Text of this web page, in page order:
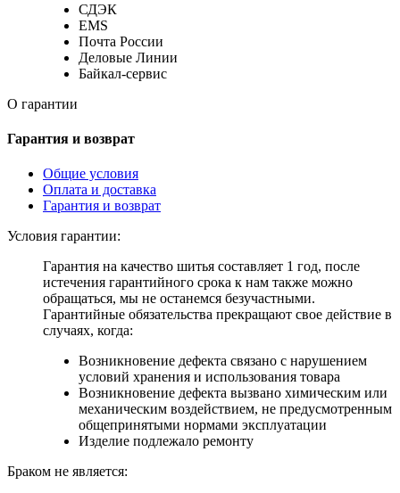
СДЭК
EMS
Почта России
Деловые Линии
Байкал-сервис
О гарантии
Гарантия и возврат
Общие условия
Оплата и доставка
Гарантия и возврат
Условия гарантии:
Гарантия на качество шитья составляет 1 год, после
истечения гарантийного срока к нам также можно
обращаться, мы не останемся безучастными.
Гарантийные обязательства прекращают свое действие в
случаях, когда:
Возникновение дефекта связано с нарушением
условий хранения и использования товара
Возникновение дефекта вызвано химическим или
механическим воздействием, не предусмотренным
общепринятыми нормами эксплуатации
Изделие подлежало ремонту
Браком не является: